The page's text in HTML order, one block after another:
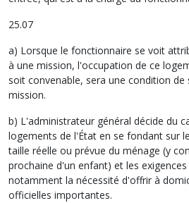
25.07
a) Lorsque le fonctionnaire se voit
à une mission, l'occupation de ce
soit convenable, sera une condition
mission.
b) L'administrateur général décide du
logements de l'État en se fondant sur
taille réelle ou prévue du ménage (y
prochaine d'un enfant) et les
notamment la nécessité d'offrir à
officielles importantes.